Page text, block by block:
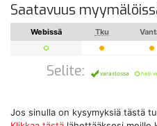
Saatavuus
Webissä Tku
Selite: varastossa heti
Jos sinulla on kysymyksiä tästä